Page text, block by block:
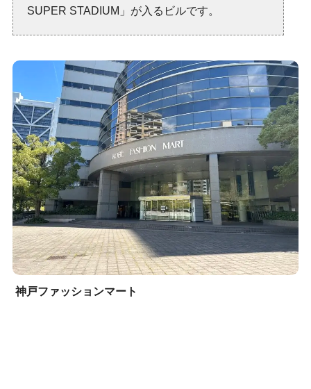
SUPER STADIUM」が入るビルです。
神戸ファッションマート